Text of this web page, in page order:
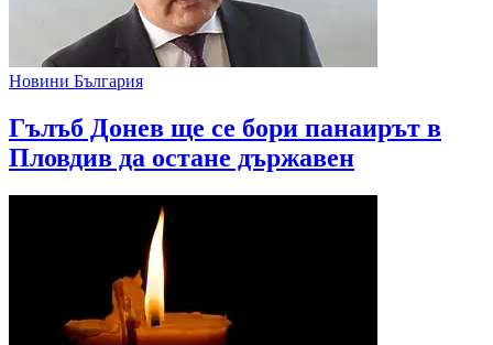
Новини България
Гълъб Донев ще се бори панаирът в
Пловдив да остане държавен